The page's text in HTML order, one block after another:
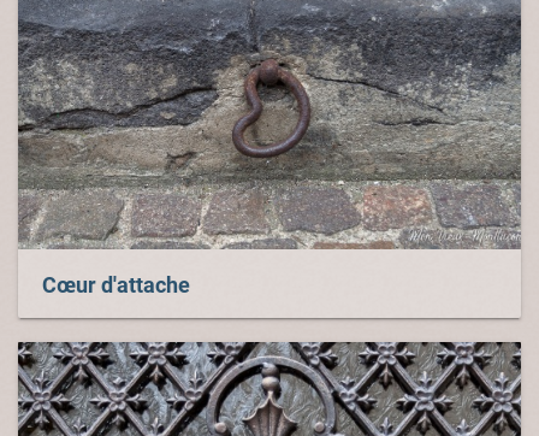
Cœur d'attache